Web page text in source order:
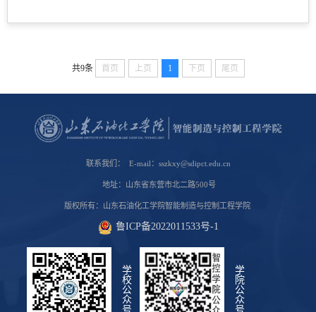
共9条 首页 上页 1 下页 尾页
联系我们： E-mail：sszkxy@sdipct.edu.cn
地址：山东省东营市北二路500号
版权所有：山东石油化工学院智能制造与控制工程学院
鲁ICP备2022011533号-1
学校公众号 学院公众号